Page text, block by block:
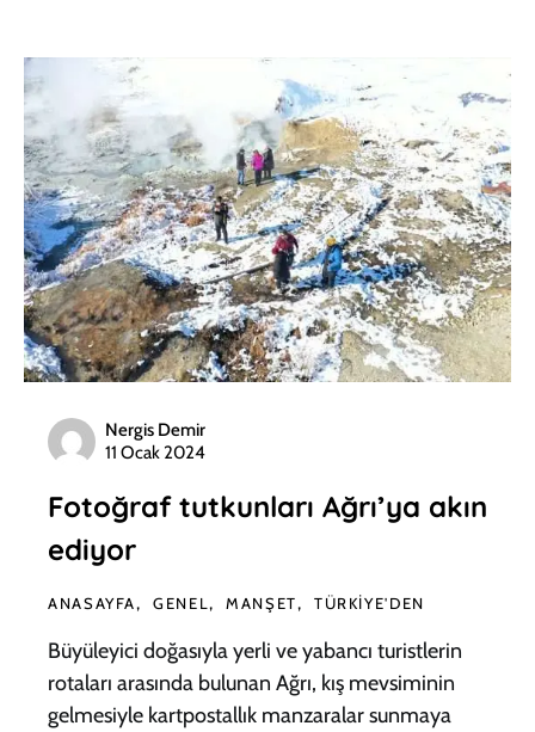
Nergis Demir
11 Ocak 2024
Fotoğraf tutkunları Ağrı’ya akın
ediyor
ANASAYFA GENEL MANŞET TÜRKIYE'DEN
Büyüleyici doğasıyla yerli ve yabancı turistlerin
rotaları arasında bulunan Ağrı, kış mevsiminin
gelmesiyle kartpostallık manzaralar sunmaya